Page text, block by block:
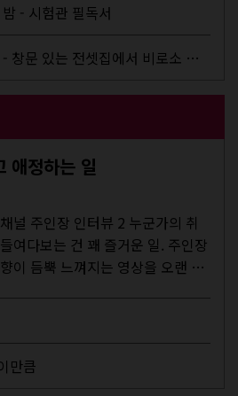
- 시험관 필독서
전세사기 뒤의 사람 - 창문 있는 전셋집에서 비로소 겨울 이불을 샀다
애정하는 일
주인장 인터뷰 2 누군가의 취
여다보는 건 꽤 즐거운 일. 주인장
이 듬뿍 느껴지는 영상을 오랜 시
드는 경험을 하기도 한다. 좀처럼
던 장르의 노래를...
만큼